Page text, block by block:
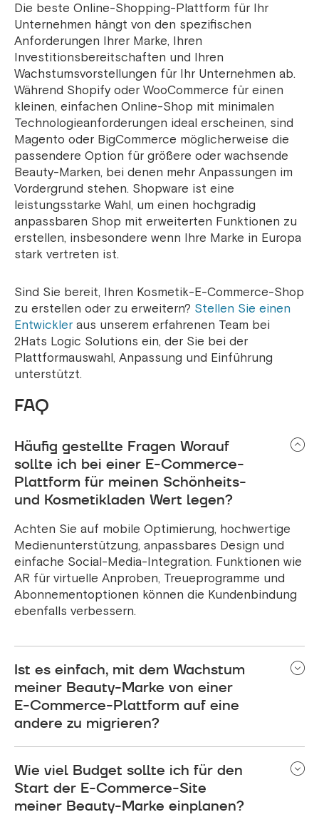
Die beste Online-Shopping-Plattform für Ihr
Unternehmen hängt von den spezifischen
Anforderungen Ihrer Marke, Ihren
Investitionsbereitschaften und Ihren
Wachstumsvorstellungen für Ihr Unternehmen ab.
Während Shopify oder WooCommerce für einen
kleinen, einfachen Online-Shop mit minimalen
Technologieanforderungen ideal erscheinen, sind
Magento oder BigCommerce möglicherweise die
passendere Option für größere oder wachsende
Beauty-Marken, bei denen mehr Anpassungen im
Vordergrund stehen. Shopware ist eine
leistungsstarke Wahl, um einen hochgradig
anpassbaren Shop mit erweiterten Funktionen zu
erstellen, insbesondere wenn Ihre Marke in Europa
stark vertreten ist.
Sind Sie bereit, Ihren Kosmetik-E-Commerce-Shop
zu erstellen oder zu erweitern? Stellen Sie einen
Entwickler aus unserem erfahrenen Team bei
2Hats Logic Solutions ein, der Sie bei der
Plattformauswahl, Anpassung und Einführung
unterstützt.
FAQ
Häufig gestellte Fragen Worauf
sollte ich bei einer E-Commerce-
Plattform für meinen Schönheits-
und Kosmetikladen Wert legen?
Achten Sie auf mobile Optimierung, hochwertige
Medienunterstützung, anpassbares Design und
einfache Social-Media-Integration. Funktionen wie
AR für virtuelle Anproben, Treueprogramme und
Abonnementoptionen können die Kundenbindung
ebenfalls verbessern.
Ist es einfach, mit dem Wachstum
meiner Beauty-Marke von einer
E-Commerce-Plattform auf eine
andere zu migrieren?
ist es am besten, von Anfang an eine skalierbare
Lösung zu wählen. BigCommerce, Magento und
Shopware eignen sich hervorragend für Marken,
die expandieren möchten, ohne später die
Wie viel Budget sollte ich für den
Start der E-Commerce-Site
meiner Beauty-Marke einplanen?